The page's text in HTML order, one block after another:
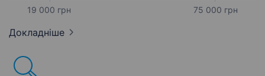
19 000 грн 75 000 грн
Докладніше